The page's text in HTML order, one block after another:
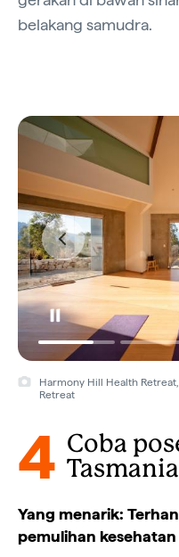
belakang samudra.
Harmony Hill Health
Retreat
4 Coba
Tasmania
Yang menarik:
pemulihan